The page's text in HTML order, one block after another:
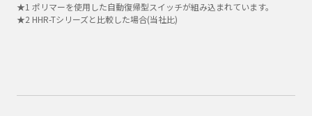
★1 ポリマーを使用した自動復帰型スイッチが組み込まれています。
★2 HHR-Tシリーズと比較した場合(当社比)